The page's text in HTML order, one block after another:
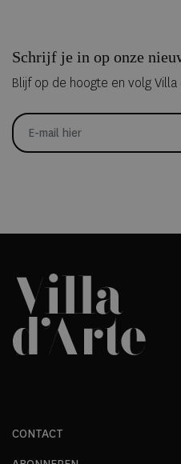
Schrijf je in op onze
Blijf op de hoogte en volg Villa
CONTACT